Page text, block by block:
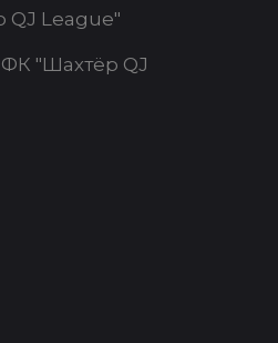
QJ League"
"Шахтёр QJ